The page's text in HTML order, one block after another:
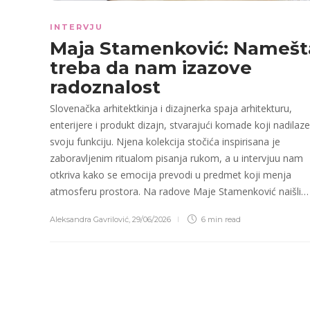
INTERVJU
Maja Stamenković:
treba da nam izazove
radoznalost
Slovenačka arhitektkinja i dizajnerka spaja arhitekturu,
enterijere i produkt dizajn, stvarajući komade koji nadilaze
svoju funkciju. Njena kolekcija stočića inspirisana je
zaboravljenim ritualom pisanja rukom, a u intervjuu nam
otkriva kako se emocija prevodi u predmet koji menja
atmosferu prostora. Na radove Maje Stamenković naišli…
Aleksandra Gavrilović 29/06/2026 6 min read